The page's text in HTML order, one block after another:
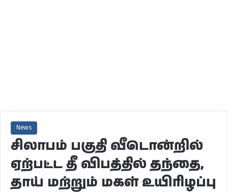
News
சிலாபம் பகுதி வீடொன்றில்
ஏற்பட்ட தீ விபத்தில் தந்தை,
தாய் மற்றும் மகள் உயிரிழப்பு